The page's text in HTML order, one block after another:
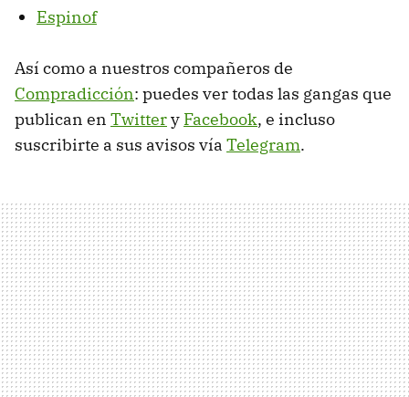
Espinof
Así como a nuestros compañeros de
Compradicción: puedes ver todas las gangas que
publican en Twittery Facebook, e incluso
suscribirte a sus avisos vía Telegram.